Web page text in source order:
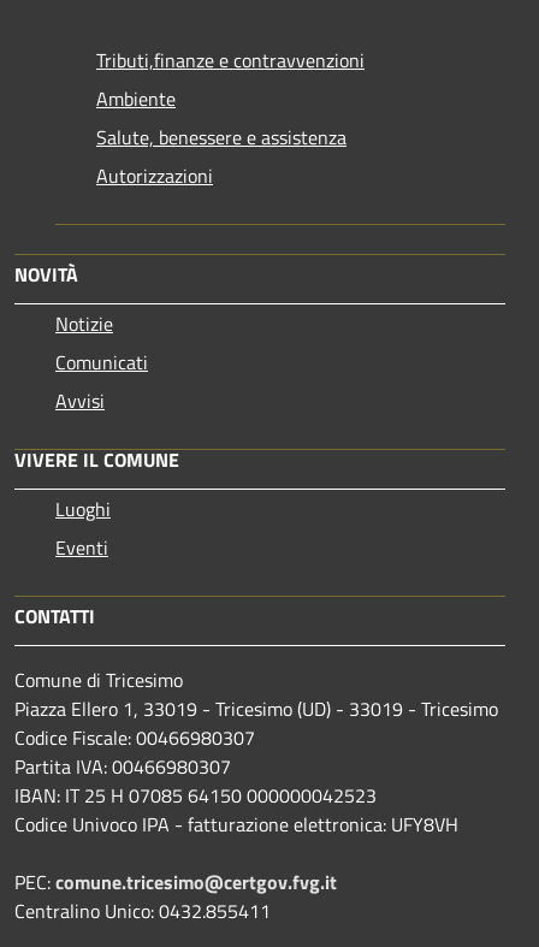
Tributi,finanze e contravvenzioni
Ambiente
Salute, benessere e assistenza
Autorizzazioni
NOVITÀ
Notizie
Comunicati
Avvisi
VIVERE IL COMUNE
Luoghi
Eventi
CONTATTI
Comune di Tricesimo
Piazza Ellero 1, 33019 - Tricesimo (UD) - 33019 - Tricesimo
Codice Fiscale: 00466980307
Partita IVA: 00466980307
IBAN: IT 25 H 07085 64150 000000042523
Codice Univoco IPA - fatturazione elettronica: UFY8VH
PEC:comune.tricesimo@certgov.fvg.it
Centralino Unico: 0432.855411